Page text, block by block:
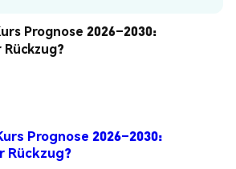
Prognose 2026–2030:
Prognose 2026–2030:
Rückzug?